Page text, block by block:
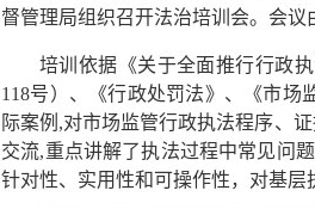
督管理局组织召开法治培训会。会议
培训依据《关于全面推行行政
118号）、《行政处罚法》、《市场
际案例,对市场监管行政执法程序、
交流,重点讲解了执法过程中常见问
针对性、实用性和可操作性，对基层